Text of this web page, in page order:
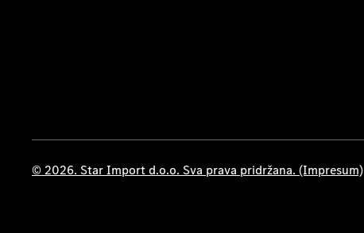
© 2026. Star Import d.o.o. Sva prava pridržana. (Impresum)